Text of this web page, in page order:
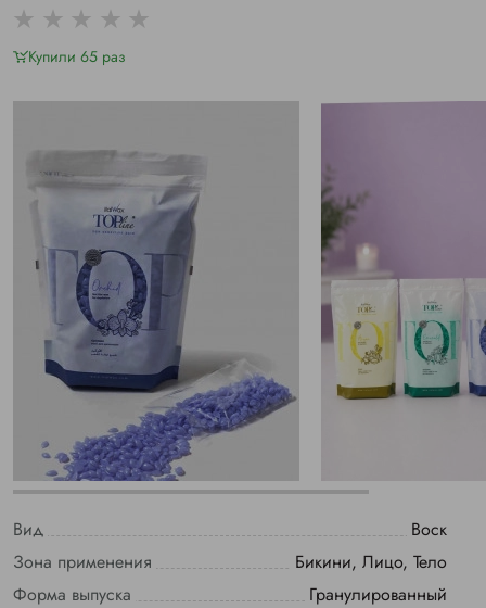
Купили 65 раз
Вид
Воск
Зона применения
Бикини, Лицо, Тело
Форма выпуска
Гранулированный